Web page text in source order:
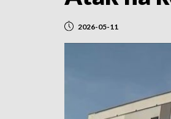
2026-05-11